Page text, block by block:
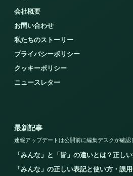
会社概要
お問い合わせ
私たちのストーリー
プライバシーポリシー
クッキーポリシー
ニュースレター
最新記事
速報アップデートは公開前に編集デスクが確認
「みんな」と「皆」の違いとは？正し
「みんな」の正しい表記と使い方・誤